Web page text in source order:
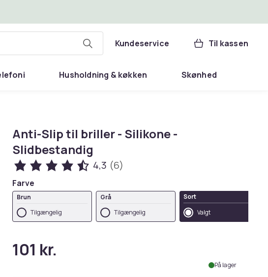
Kundeservice Til kassen
Husholdning & køkken Skønhed
Anti-Slip til briller - Silikone -
Slidbestandig
4,3 (6)
Farve
Brun
Tilgængelig
Grå
Tilgængelig
Sort
Valgt
101 kr.
På lager